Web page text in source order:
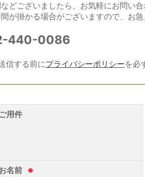
どございましたら、お気軽にお問い合
が掛かる場合がございますので、お
440-0086
信する前にプライバシーポリシーを必
ご用件
名前 ※